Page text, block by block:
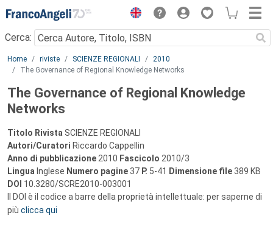
Menu
Cerca:
Main content
Home riviste SCIENZE REGIONALI
2010
The Governance of Regional Knowledge Networks
The Governance of Regional Knowledge
Networks
Titolo Rivista SCIENZE REGIONALI
Autori/Curatori Riccardo Cappellin
Anno di pubblicazione 2010 Fascicolo 2010/3
Lingua Inglese Numero pagine 37 P. 5-41 Dimensione file 389 KB
DOI 10.3280/SCRE2010-003001
Il DOI è il codice a barre della proprietà intellettuale: per saperne di
più clicca qui